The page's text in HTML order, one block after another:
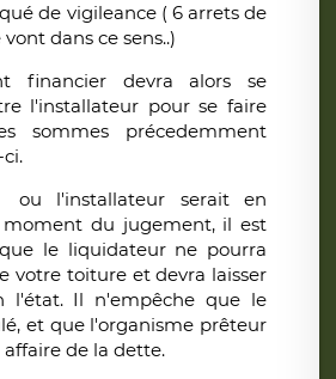
de vigileance ( 6 arrets de
dans ce sens..)
financier devra alors se
l'installateur pour se faire
sommes précedemment
l'installateur serait en
du jugement, il est
le liquidateur ne pourra
votre toiture et devra laisser
l'état. Il n'empêche que le
et que l'organisme prêteur
de la dette.